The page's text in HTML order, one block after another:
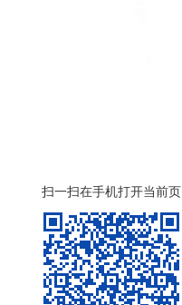
扫一扫在手机打开当前页